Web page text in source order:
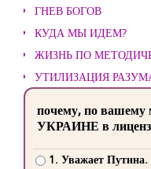
ГНЕВ БОГОВ
КУДА МЫ ИДЕМ?
ЖИЗНЬ ПО
УТИЛИЗАЦИЯ
почему, по вашему
УКРАИНЕ в
1. Уважает Путина.